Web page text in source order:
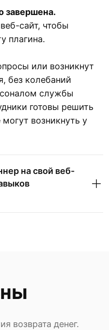
завершена.
сайт, чтобы
плагина.
или возникнут
без колебаний
службы
готовы решить
возникнуть у
на свой веб-
возврата денег.